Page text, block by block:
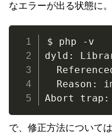
なエラーが出る状態に。
$ php -v
dyld:
Reason:
Abort trap:
で、修正方法について